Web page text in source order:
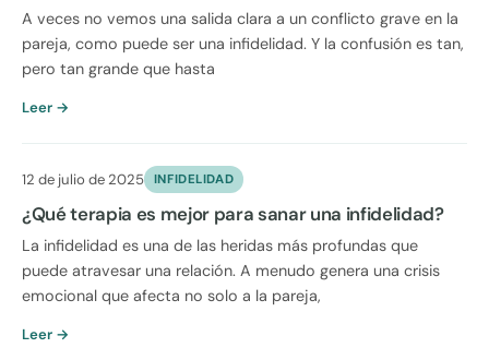
A veces no vemos una salida clara a un conflicto grave en la
pareja, como puede ser una infidelidad. Y la confusión es tan,
pero tan grande que hasta
Leer →
12 de julio de 2025 INFIDELIDAD
¿Qué terapia es mejor para sanar una infidelidad?
La infidelidad es una de las heridas más profundas que
puede atravesar una relación. A menudo genera una crisis
emocional que afecta no solo a la pareja,
Leer →